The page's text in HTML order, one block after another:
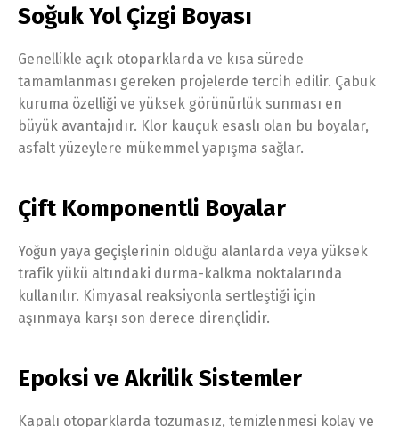
Soğuk Yol Çizgi Boyası
Genellikle açık otoparklarda ve kısa sürede
tamamlanması gereken projelerde tercih edilir. Çabuk
kuruma özelliği ve yüksek görünürlük sunması en
büyük avantajıdır. Klor kauçuk esaslı olan bu boyalar,
asfalt yüzeylere mükemmel yapışma sağlar.
Çift Komponentli Boyalar
Yoğun yaya geçişlerinin olduğu alanlarda veya yüksek
trafik yükü altındaki durma-kalkma noktalarında
kullanılır. Kimyasal reaksiyonla sertleştiği için
aşınmaya karşı son derece dirençlidir.
Epoksi ve Akrilik Sistemler
Kapalı otoparklarda tozumasız, temizlenmesi kolay ve